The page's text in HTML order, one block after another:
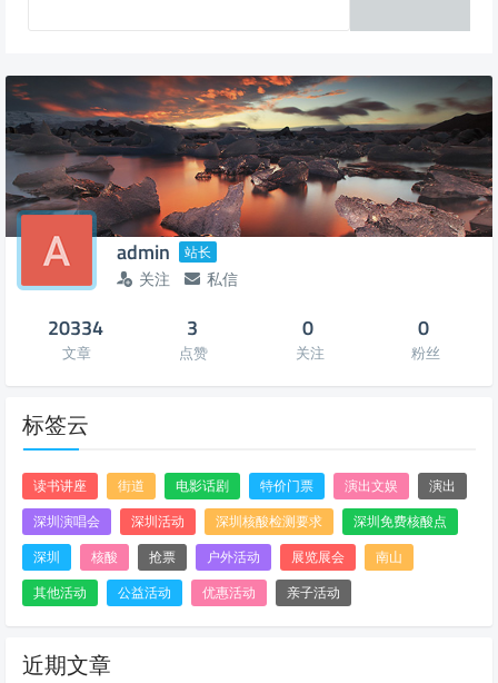
admin 站长
关注 私信
20334
文章
3
点赞
0
关注
0
粉丝
标签云
读书讲座 街道 电影话剧 特价门票 演出文娱
演出
深圳演唱会
深圳活动 深圳核酸检测要求
深圳免费核酸点
深圳
核酸 抢票 户外活动 展览展会
南山
其他活动
公益活动 优惠活动 亲子活动
近期文章